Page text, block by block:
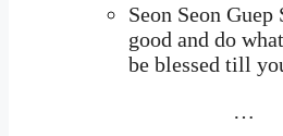
Seon Seon
good and do
be blessed till
…